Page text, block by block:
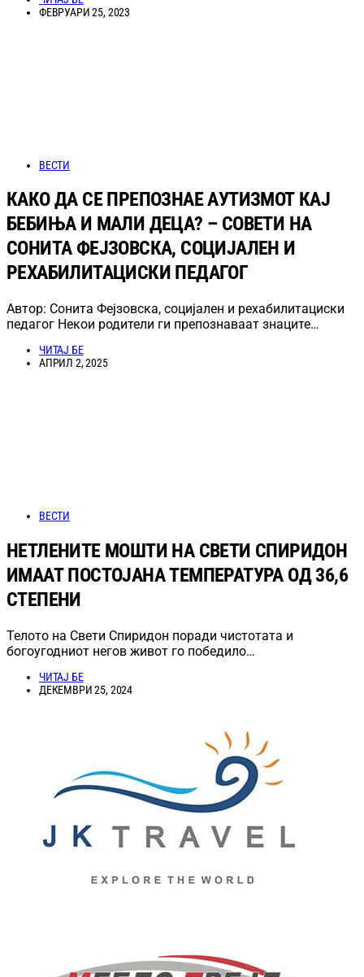
ФЕВРУАРИ 25, 2023
ВЕСТИ
КАКО ДА СЕ ПРЕПОЗНАЕ АУТИЗМОТ КАЈ
БЕБИЊА И МАЛИ ДЕЦА? – СОВЕТИ НА
СОНИТА ФЕЈЗОВСКА, СОЦИЈАЛЕН И
РЕХАБИЛИТАЦИСКИ ПЕДАГОГ
Автор: Сонита Фејзовска, социјален и рехабилитациски
педагог Некои родители ги препознаваат знаците…
ЧИТАЈ БЕ
АПРИЛ 2, 2025
ВЕСТИ
НЕТЛЕНИТЕ МОШТИ НА СВЕТИ СПИРИДОН
ИМААТ ПОСТОЈАНА ТЕМПЕРАТУРА ОД 36,6
СТЕПЕНИ
Телото на Свети Спиридон поради чистотата и
богоугодниот негов живот го победило…
ЧИТАЈ БЕ
ДЕКЕМВРИ 25, 2024